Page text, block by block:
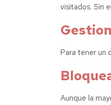
visitados. Sin
Para tener un
Aunque la